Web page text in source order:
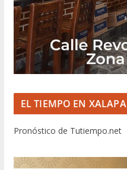
EL TIEMPO EN XALAPA
Pronóstico de Tutiempo.net